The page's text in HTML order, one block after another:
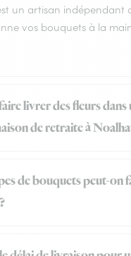
un artisan indépendant
vos bouquets à la
livrer des fleurs
de retraite à
de bouquets peut-on